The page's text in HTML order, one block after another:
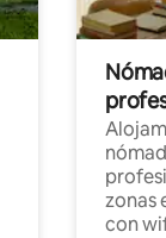
zonas
con